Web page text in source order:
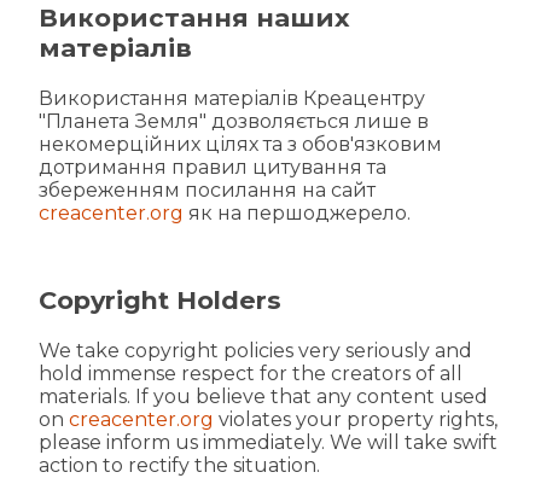
Використання наших
матеріалів
Використання матеріалів Креацентру
"Планета Земля" дозволяється лише в
некомерційних цілях та з обов'язковим
дотримання правил цитування та
збереженням посилання на сайт
creacenter.org як на першоджерело.
Copyright Holders
We take copyright policies very seriously and
hold immense respect for the creators of all
materials. If you believe that any content used
on creacenter.org violates your property rights,
please inform us immediately. We will take swift
action to rectify the situation.